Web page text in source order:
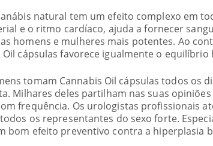
natural tem um efeito complexo em
e o ritmo cardíaco, ajuda a fornecer
homens e mulheres mais potentes. Ao
Oil cápsulas favorece igualmente o
tomam Cannabis Oil cápsulas todos os
Milhares deles partilham nas suas
frequência. Os urologistas profissionais
os representantes do sexo forte.
bom efeito preventivo contra a hiperplasia